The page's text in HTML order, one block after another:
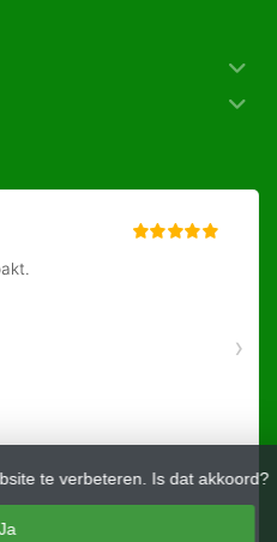
te verbeteren. Is dat akkoord?